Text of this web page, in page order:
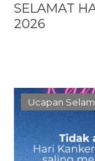
SELAMAT
2026
Ucapan